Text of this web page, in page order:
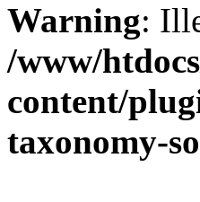
Warning:
/www/
content/
taxonomy-